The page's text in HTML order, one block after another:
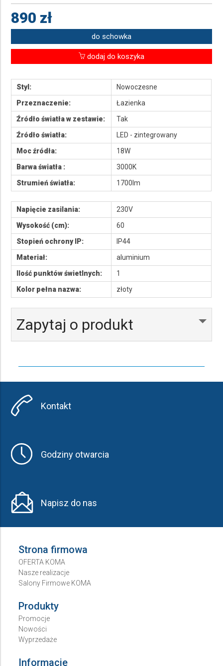
890 zł
do schowka
dodaj do koszyka
Styl:
Nowoczesne
Przeznaczenie:
Łazienka
Źródło światła w zestawie:
Tak
Źródło światła:
LED - zintegrowany
Moc źródła:
18W
Barwa światła :
3000K
Strumień światła:
1700lm
Napięcie zasilania:
230V
Wysokość (cm):
60
Stopień ochrony IP:
IP44
Materiał:
aluminium
Ilość punktów świetlnych:
1
Kolor pełna nazwa:
złoty
Zapytaj o produkt
Kontakt
Godziny otwarcia
Napisz do nas
Strona firmowa
OFERTA KOMA
Nasze realizacje
Salony Firmowe KOMA
Produkty
Promocje
Nowości
Wyprzedaże
Informacje